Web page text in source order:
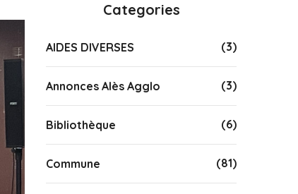
Categories
AIDES DIVERSES (3)
Annonces Alès Agglo (3)
Bibliothèque (6)
Commune (81)